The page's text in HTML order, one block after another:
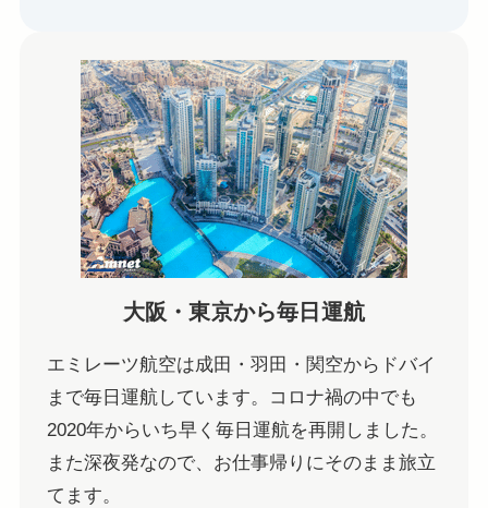
大阪・東京から毎日運航
エミレーツ航空は成田・羽田・関空からドバイ
まで毎日運航しています。コロナ禍の中でも
2020年からいち早く毎日運航を再開しました。
また深夜発なので、お仕事帰りにそのまま旅立
てます。